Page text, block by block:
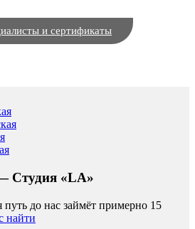
и сертификаты
Студия «LA»
до нас займёт примерно 15
найти